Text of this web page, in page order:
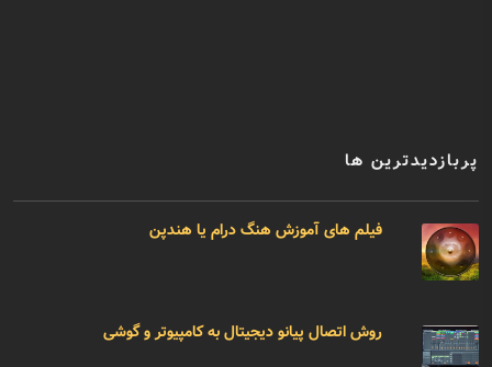
پربازدیدترین ها
فیلم های آموزش هنگ درام یا هندپن
روش اتصال پیانو دیجیتال به کامپیوتر و گوشی